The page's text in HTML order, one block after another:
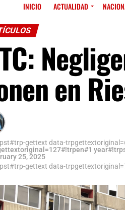
INICIO ACTUALIDAD
en
gettext data-
25, 2025
gettext data-